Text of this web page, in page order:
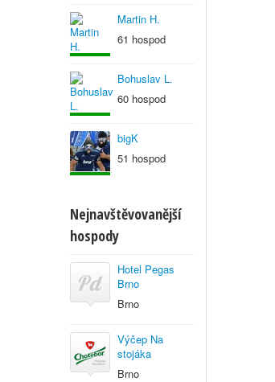
Martin H.
61 hospod
Bohuslav L.
60 hospod
bigK
51 hospod
Nejnavštěvovanější
hospody
Hotel Pegas
Brno
Brno
Výčep Na
stojáka
Brno